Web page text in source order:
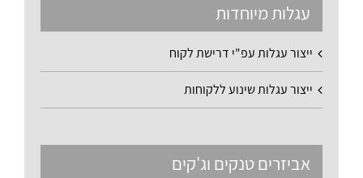
עגלות מיוחדות
ייצור עגלות עפ"י דרישת לקוח
ייצור עגלות שינוע ללקוחות
אביזרים טנקים וג'קים